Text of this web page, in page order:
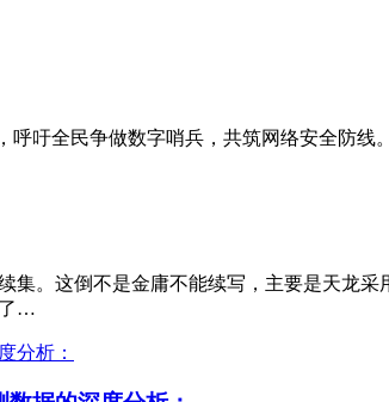
呼吁全民争做数字哨兵，共筑网络安全防线
。这倒不是金庸不能续写，主要是天龙
了…